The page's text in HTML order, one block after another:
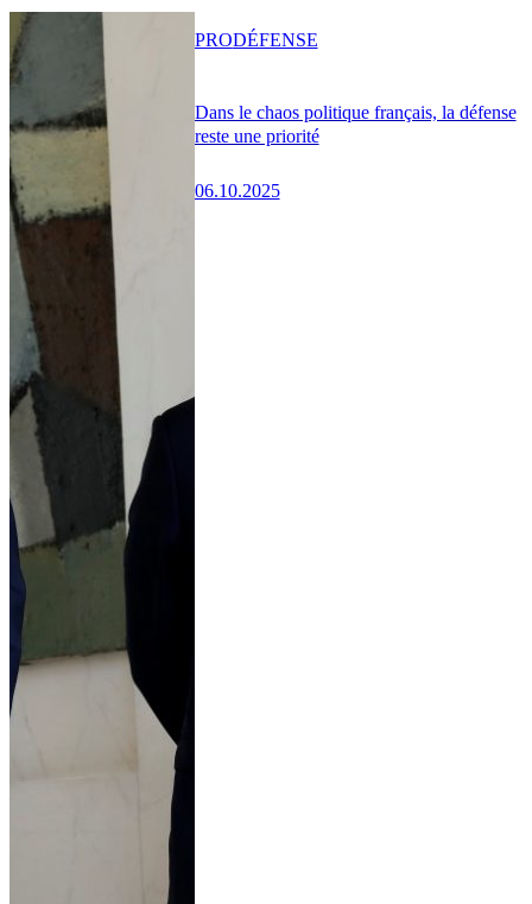
Dans le chaos politique français, la défense
reste une priorité
06.10.2025
PRODÉFENSE